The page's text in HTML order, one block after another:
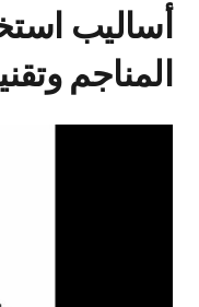
أساليب
المناجم